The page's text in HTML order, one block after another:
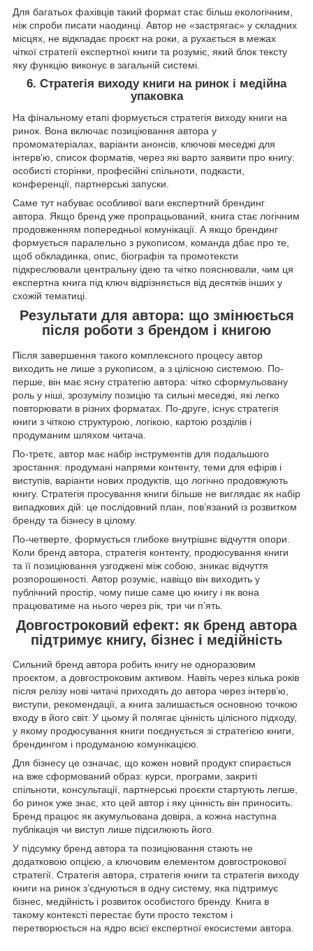
Для багатьох фахівців такий формат стає більш екологічним,
ніж спроби писати наодинці. Автор не «застрягає» у складних
місцях, не відкладає проєкт на роки, а рухається в межах
чіткої стратегії експертної книги та розуміє, який блок тексту
яку функцію виконує в загальній системі.
6. Стратегія виходу книги на ринок і медійна
упаковка
На фінальному етапі формується стратегія виходу книги на
ринок. Вона включає позиціювання автора у
промоматеріалах, варіанти анонсів, ключові меседжі для
інтерв’ю, список форматів, через які варто заявити про книгу:
особисті сторінки, професійні спільноти, подкасти,
конференції, партнерські запуски.
Саме тут набуває особливої ваги експертний брендинг
автора. Якщо бренд уже пропрацьований, книга стає логічним
продовженням попередньої комунікації. А якщо брендинг
формується паралельно з рукописом, команда дбає про те,
щоб обкладинка, опис, біографія та промотексти
підкреслювали центральну ідею та чітко пояснювали, чим ця
експертна книга під ключ відрізняється від десятків інших у
схожій тематиці.
Результати для автора: що змінюється
після роботи з брендом і книгою
Після завершення такого комплексного процесу автор
виходить не лише з рукописом, а з цілісною системою. По-
перше, він має ясну стратегію автора: чітко сформульовану
роль у ніші, зрозумілу позицію та сильні меседжі, які легко
повторювати в різних форматах. По-друге, існує стратегія
книги з чіткою структурою, логікою, картою розділів і
продуманим шляхом читача.
По-третє, автор має набір інструментів для подальшого
зростання: продумані напрями контенту, теми для ефірів і
виступів, варіанти нових продуктів, що логічно продовжують
книгу. Стратегія просування книги більше не виглядає як набір
випадкових дій: це послідовний план, пов’язаний із розвитком
бренду та бізнесу в цілому.
По-четверте, формується глибоке внутрішнє відчуття опори.
Коли бренд автора, стратегія контенту, продюсування книги
та її позиціювання узгоджені між собою, зникає відчуття
розпорошеності. Автор розуміє, навіщо він виходить у
публічний простір, чому пише саме цю книгу і як вона
працюватиме на нього через рік, три чи п’ять.
Довгостроковий ефект: як бренд автора
підтримує книгу, бізнес і медійність
Сильний бренд автора робить книгу не одноразовим
проєктом, а довгостроковим активом. Навіть через кілька років
після релізу нові читачі приходять до автора через інтерв’ю,
виступи, рекомендації, а книга залишається основною точкою
входу в його світ. У цьому й полягає цінність цілісного підходу,
у якому продюсування книги поєднується зі стратегією книги,
брендингом і продуманою комунікацією.
Для бізнесу це означає, що кожен новий продукт спирається
на вже сформований образ: курси, програми, закриті
спільноти, консультації, партнерські проєкти стартують легше,
бо ринок уже знає, хто цей автор і яку цінність він приносить.
Бренд працює як акумульована довіра, а кожна наступна
публікація чи виступ лише підсилюють його.
У підсумку бренд автора та позиціювання стають не
додатковою опцією, а ключовим елементом довгострокової
стратегії. Стратегія автора, стратегія книги та стратегія виходу
книги на ринок з’єднуються в одну систему, яка підтримує
бізнес, медійність і розвиток особистого бренду. Книга в
такому контексті перестає бути просто текстом і
перетворюється на ядро всієї експертної екосистеми автора.